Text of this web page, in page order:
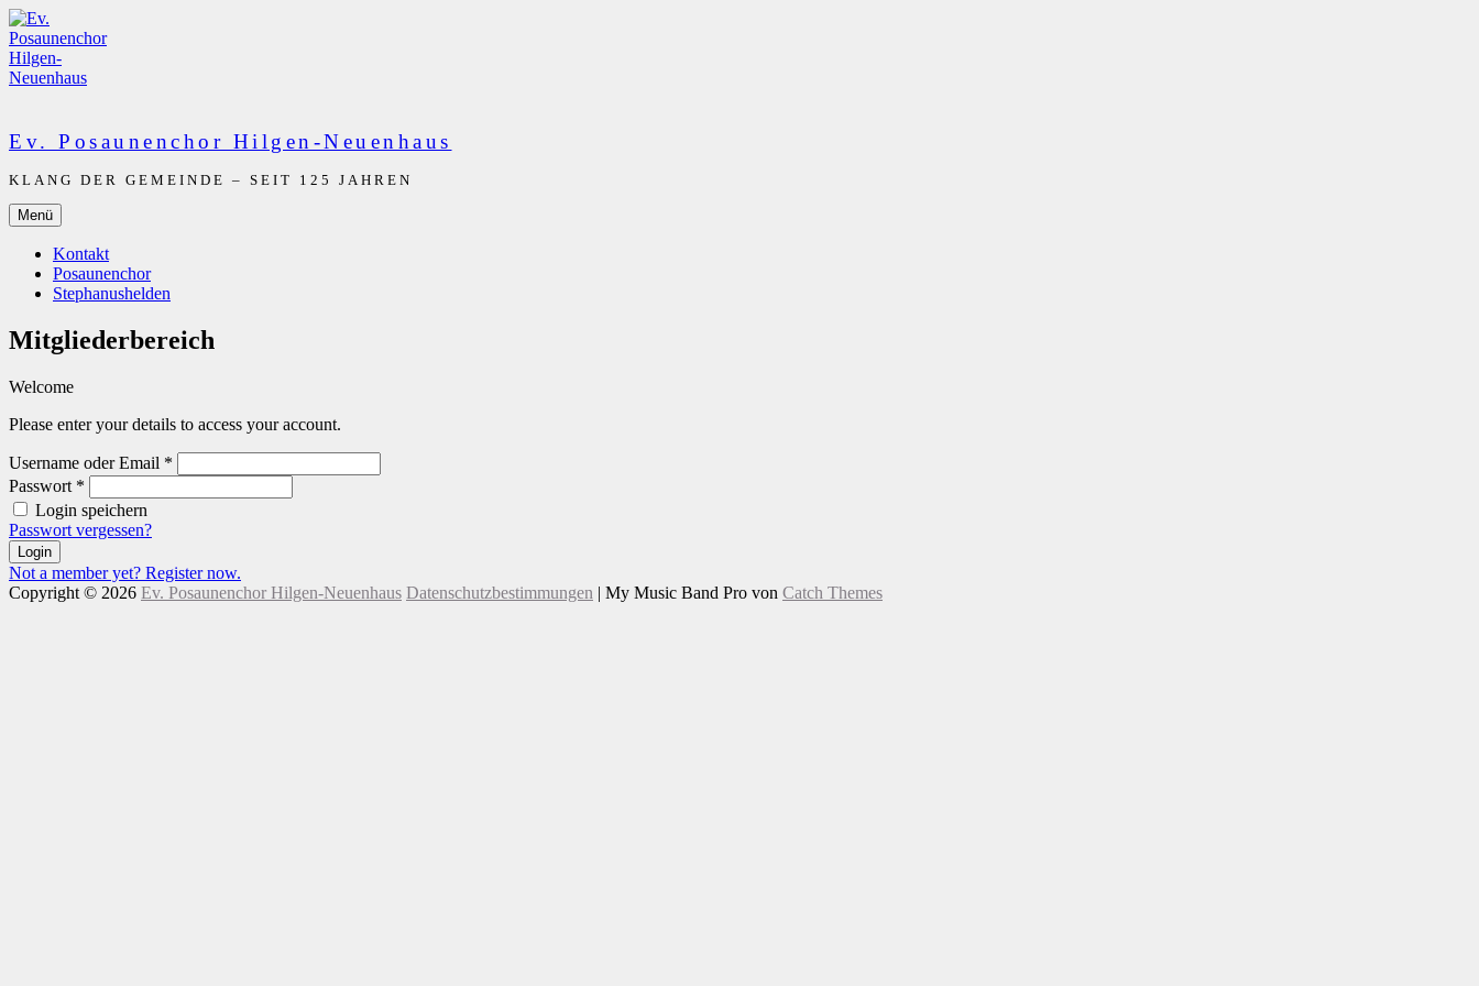
Zum
Inhalt
springen
Ev. Posaunenchor Hilgen-Neuenhaus
KLANG DER GEMEINDE – SEIT 125 JAHREN
Menü
Kontakt
Posaunenchor
Stephanushelden
Mitgliederbereich
Welcome
Please enter your details to access your account.
Username oder Email *
Passwort *
Login speichern
Passwort vergessen?
Login
Not a member yet? Register now.
Copyright © 2026 Ev. Posaunenchor Hilgen-Neuenhaus Datenschutzbestimmungen | My Music Band Pro von Catch Themes